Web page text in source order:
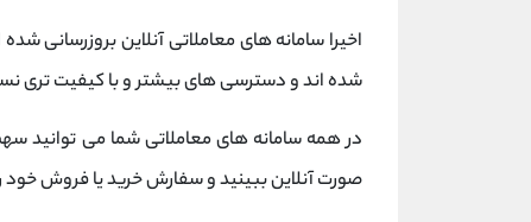
اخیرا سامانه های معاملاتی آنلاین بروزرسانی
شده اند و دسترسی های بیشتر و با کیفیت تری
در همه سامانه های معاملاتی شما می توانید
صورت آنلاین ببینید و سفارش خرید یا فروش خود